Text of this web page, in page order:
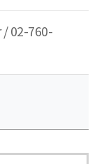
02-760-